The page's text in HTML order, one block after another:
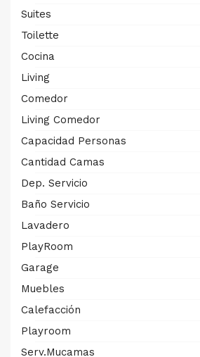
Suites
Toilette
Cocina
Living
Comedor
Living Comedor
Capacidad Personas
Cantidad Camas
Dep. Servicio
Baño Servicio
Lavadero
PlayRoom
Garage
Muebles
Calefacción
Playroom
Serv.Mucamas